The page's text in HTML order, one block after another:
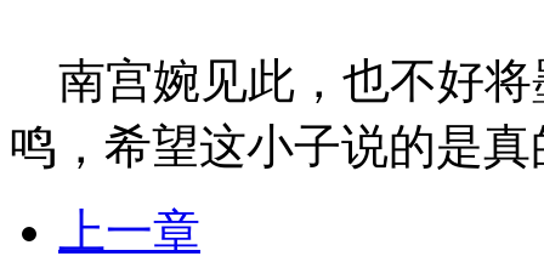
南宫婉见此，也不好将
鸣，希望这小子说的是真
上一章